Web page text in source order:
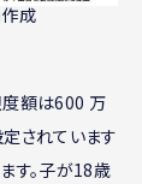
成
度額は600 万
されています
す。子が18歳